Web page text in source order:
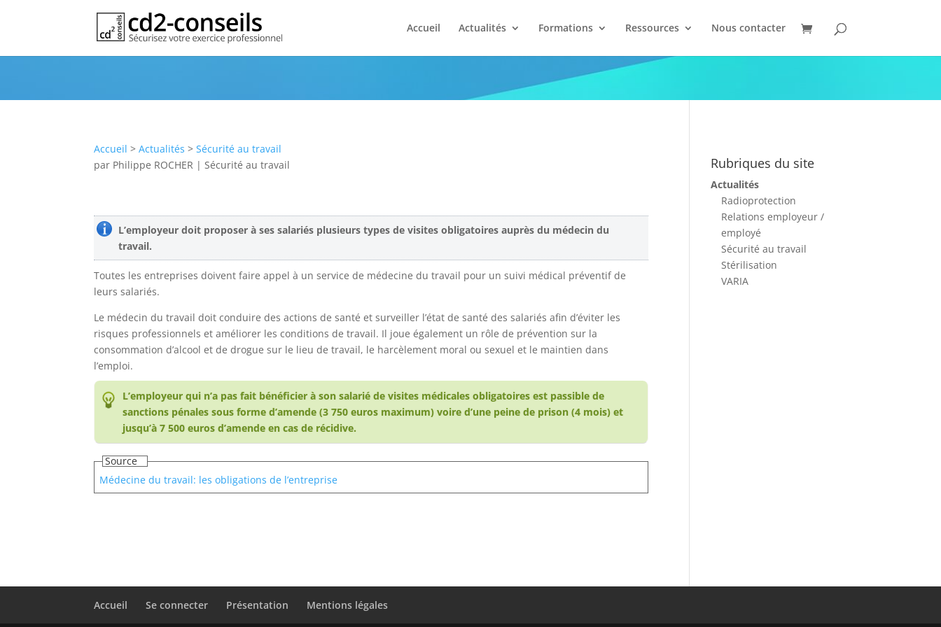
Accueil Actualités Formations Ressources Nous contacter
Médecine du travail: les obligations de l’entreprise
Accueil >Actualités >Sécurité au travail
par Philippe ROCHER |Sécurité au travail
L’employeur doit proposer à ses salariés plusieurs types de visites obligatoires auprès du médecin du
travail.
Toutes les entreprises doivent faire appel à un service de médecine du travail pour un suivi médical préventif de
leurs salariés.
Le médecin du travail doit conduire des actions de santé et surveiller l’état de santé des salariés afin d’éviter les
risques professionnels et améliorer les conditions de travail. Il joue également un rôle de prévention sur la
consommation d’alcool et de drogue sur le lieu de travail, le harcèlement moral ou sexuel et le maintien dans
l’emploi.
L’employeur qui n’a pas fait bénéficier à son salarié de visites médicales obligatoires est passible de
sanctions pénales sous forme d’amende (3 750 euros maximum) voire d’une peine de prison (4 mois) et
jusqu’à 7 500 euros d’amende en cas de récidive.​
Source
Médecine du travail: les obligations de l’entreprise​
Rubriques du site
Actualités
Radioprotection
Relations employeur /
employé
Sécurité au travail
Stérilisation
VARIA
Accueil Se connecter Présentation Mentions légales